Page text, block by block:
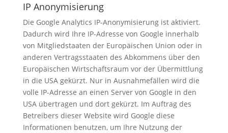
IP Anonymisierung
Die Google Analytics IP-Anonymisierung ist aktiviert.
Dadurch wird Ihre IP-Adresse von Google innerhalb
von Mitgliedstaaten der Europäischen Union oder in
anderen Vertragsstaaten des Abkommens über den
Europäischen Wirtschaftsraum vor der Übermittlung
in die USA gekürzt. Nur in Ausnahmefällen wird die
volle IP-Adresse an einen Server von Google in den
USA übertragen und dort gekürzt. Im Auftrag des
Betreibers dieser Website wird Google diese
Informationen benutzen, um Ihre Nutzung der